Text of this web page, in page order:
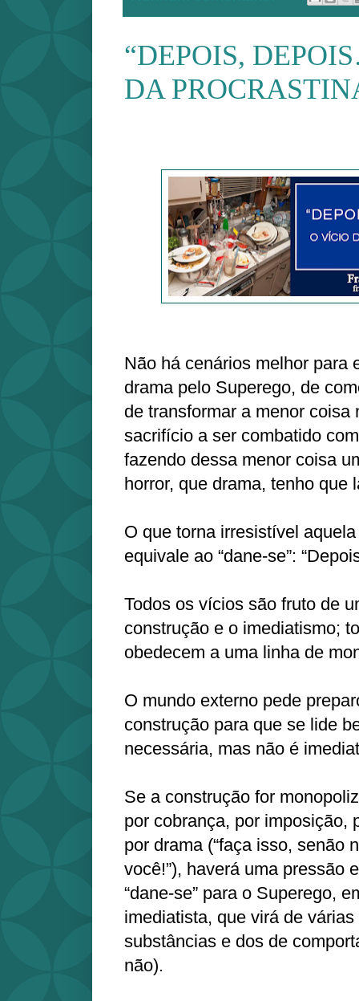
“DEPOIS,
DA
Não há cenários melhor para
drama pelo Superego, de
de transformar a menor coisa
sacrifício a ser combatido
fazendo dessa menor coisa
horror, que drama, tenho que
O que torna irresistível
equivale ao “dane-se”:
Todos os vícios são fruto de
construção e o imediatismo;
obedecem a uma linha de
O mundo externo pede
construção para que se lide
necessária, mas não é
Se a construção for
por cobrança, por imposição,
por drama (“faça isso, senão
você!”), haverá uma pressão
“dane-se” para o Superego,
imediatista, que virá de
substâncias e dos de
não).